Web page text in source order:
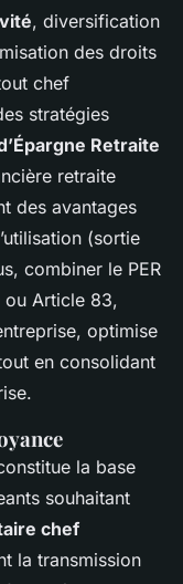
, diversification
des droits
chef
stratégies
Retraite
retraite
des avantages
(sortie
combiner le PER
ou Article 83,
optimise
en consolidant
la base
souhaitant
chef
la transmission